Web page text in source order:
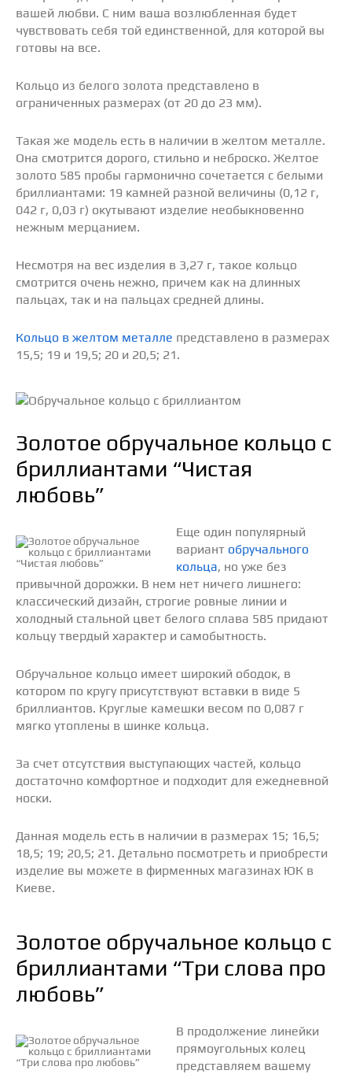
вашей любви. С ним ваша возлюбленная будет
чувствовать себя той единственной, для которой вы
готовы на все.
Кольцо из белого золота представлено в
ограниченных размерах (от 20 до 23 мм).
Такая же модель есть в наличии в желтом металле.
Она смотрится дорого, стильно и неброско. Желтое
золото 585 пробы гармонично сочетается с белыми
бриллиантами: 19 камней разной величины (0,12 г,
042 г, 0,03 г) окутывают изделие необыкновенно
нежным мерцанием.
Несмотря на вес изделия в 3,27 г, такое кольцо
смотрится очень нежно, причем как на длинных
пальцах, так и на пальцах средней длины.
Кольцо в желтом металле представлено в размерах
15,5; 19 и 19,5; 20 и 20,5; 21.
Золотое обручальное кольцо с
бриллиантами “Чистая
любовь”
Еще один популярный
вариант обручального
кольца, но уже без
привычной дорожки. В нем нет ничего лишнего:
классический дизайн, строгие ровные линии и
холодный стальной цвет белого сплава 585 придают
кольцу твердый характер и самобытность.
Обручальное кольцо имеет широкий ободок, в
котором по кругу присутствуют вставки в виде 5
бриллиантов. Круглые камешки весом по 0,087 г
мягко утоплены в шинке кольца.
За счет отсутствия выступающих частей, кольцо
достаточно комфортное и подходит для ежедневной
носки.
Данная модель есть в наличии в размерах 15; 16,5;
18,5; 19; 20,5; 21. Детально посмотреть и приобрести
изделие вы можете в фирменных магазинах ЮК в
Киеве.
Золотое обручальное кольцо с
бриллиантами “Три слова про
любовь”
В продолжение линейки
прямоугольных колец
представляем вашему